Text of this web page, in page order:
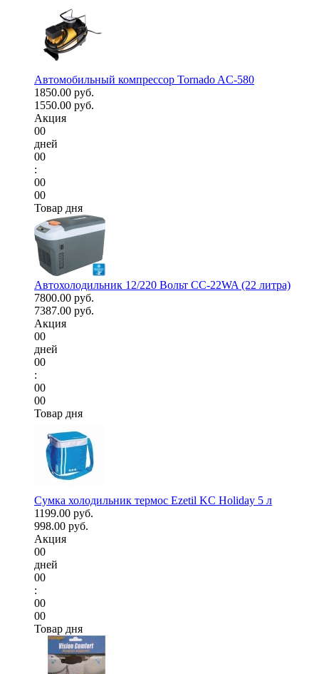
Автомобильный компрессор Tornado AC-580
1850.00 руб.
1550.00 руб.
Акция
00
дней
00
:
00
00
Товар дня
Автохолодильник 12/220 Вольт CC-22WA (22 литра)
7800.00 руб.
7387.00 руб.
Акция
00
дней
00
:
00
00
Товар дня
Сумка холодильник термос Ezetil KC Holiday 5 л
1199.00 руб.
998.00 руб.
Акция
00
дней
00
:
00
00
Товар дня